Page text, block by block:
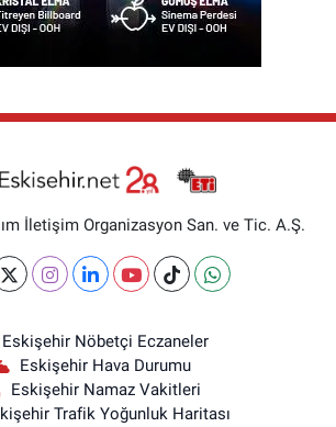
İletişim Organizasyon San. ve Tic. A.Ş.
Eskişehir Nöbetçi Eczaneler
Eskişehir Hava Durumu
Eskişehir Namaz Vakitleri
Trafik Yoğunluk Haritası